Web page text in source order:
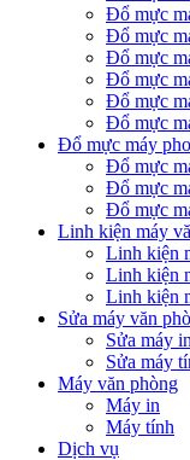
Đổ mực
Đổ mực
Đổ mực
Đổ mực
Đổ mực
Đổ mực
Đổ mực máy
Đổ mực
Đổ mực
Đổ mực
Linh kiện máy
Linh kiện
Linh kiện
Linh kiện
Sửa máy văn
Sửa máy in
Sửa máy
Máy văn phòng
Máy in
Máy tính
Dịch vụ